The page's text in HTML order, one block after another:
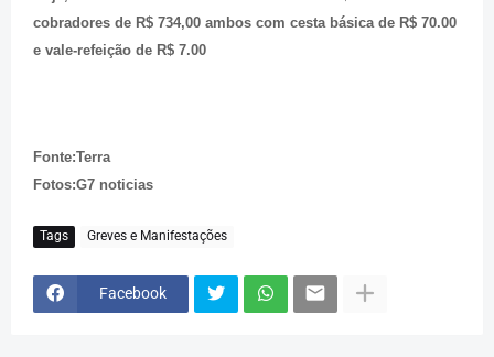
cobradores de R$ 734,00 ambos com cesta básica de R$ 70.00
e vale-refeição de R$ 7.00
Fonte:Terra
Fotos:G7 noticias
Tags Greves e Manifestações
Facebook